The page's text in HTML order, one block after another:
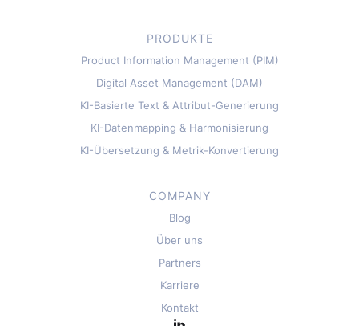
PRODUKTE
Product Information Management (PIM)
Digital Asset Management (DAM)
KI-Basierte Text & Attribut-Generierung
KI-Datenmapping & Harmonisierung
KI-Übersetzung & Metrik-Konvertierung
COMPANY
Blog
Über uns
Partners
Karriere
Kontakt